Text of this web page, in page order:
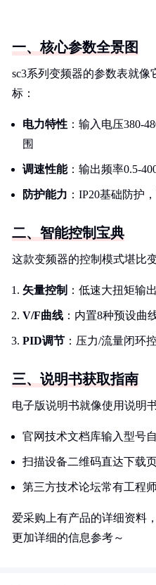
一、核心参数全景图
sc3系列变频器的参数表就
标：
电力特性 ：输入电压380-
围
调速性能：输出频率0.5-
防护能力 ：IP20基础防护
二、智能控制宝典
这款变频器的控制模式堪比
矢量控制 ：低速大扭矩输
V/F曲线 ：内置8种预设曲
PID调节 ：压力/流量闭环
三、说明书获取指南
电子版说明书就像使用说明书
官网技术文档库输入型号
扫描设备二维码直达下载
第三方技术论坛常有工程
爱采购上有产品的详细资料
更加详细的信息参考～